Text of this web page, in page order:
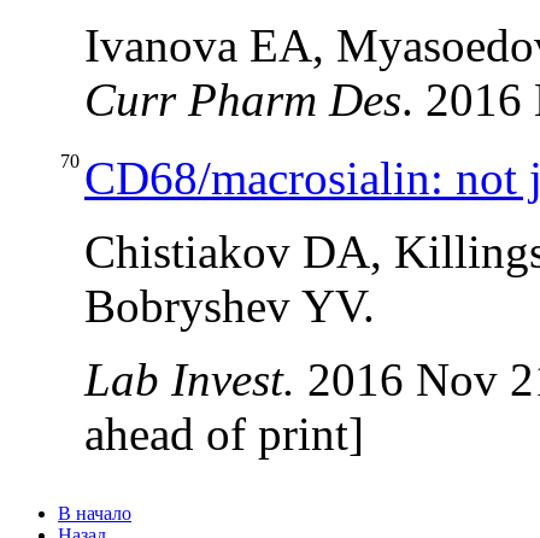
Ivanova EA,
Curr Pharm Des. 2016
70 CD68/macrosialin: not
Chistiakov DA,
Bobryshev YV.
Lab Invest. 2016 Nov
ahead of print]
В начало